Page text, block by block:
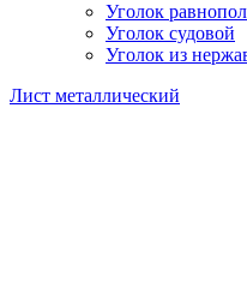
Уголок
Уголок судовой
Уголок из
Лист металлический